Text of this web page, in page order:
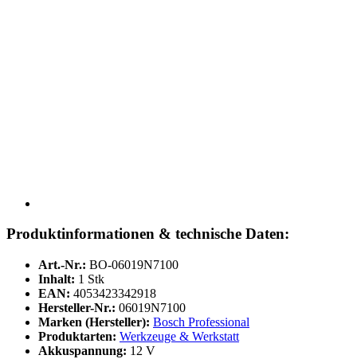
Produktinformationen & technische Daten:
Art.-Nr.: BO-06019N7100
Inhalt: 1 Stk
EAN: 4053423342918
Hersteller-Nr.: 06019N7100
Marken (Hersteller): Bosch Professional
Produktarten: Werkzeuge & Werkstatt
Akkuspannung: 12 V